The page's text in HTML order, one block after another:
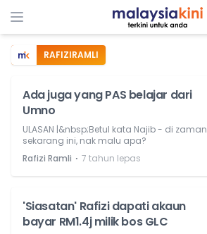
RAFIZIRAMLI
Ada juga yang PAS belajar dari
Umno
ULASAN |&nbsp;Betul kata Najib - di zaman
sekarang ini, nak malu apa?
Rafizi Ramli ⋅ 7 tahun lepas
'Siasatan' Rafizi dapati akaun
bayar RM1.4j milik bos GLC